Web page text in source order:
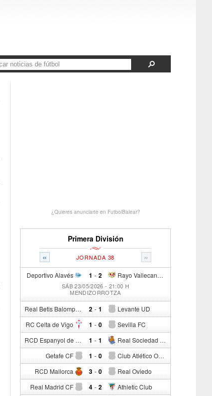
¿Quieres anunciarte en FutbolBalear?
Primera División
« »
JORNADA 38
Deportivo Alavés 1 - Rayo Vallecano de Madrid
2
SÁB 23/05/2026 - 21:00 H
MENDIZORROTZA
Real Betis Balompié 2 - Levante UD
1
RC Celta de Vigo 1 - Sevilla FC
0
RCD Espanyol de Barcelona 1 - Real Sociedad de Fútbol
1
Getafe CF 1 - Club Atlético Osasuna
0
RCD Mallorca 3 - Real Oviedo
0
Real Madrid CF 4 - Athletic Club
2